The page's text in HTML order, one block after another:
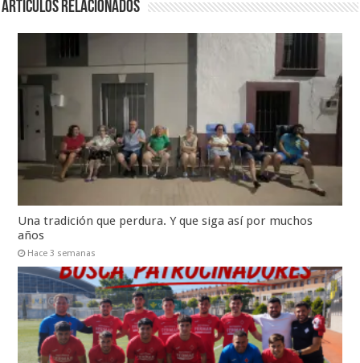
Artículos relacionados
Una tradición que perdura. Y que siga así por muchos
años
Hace 3 semanas